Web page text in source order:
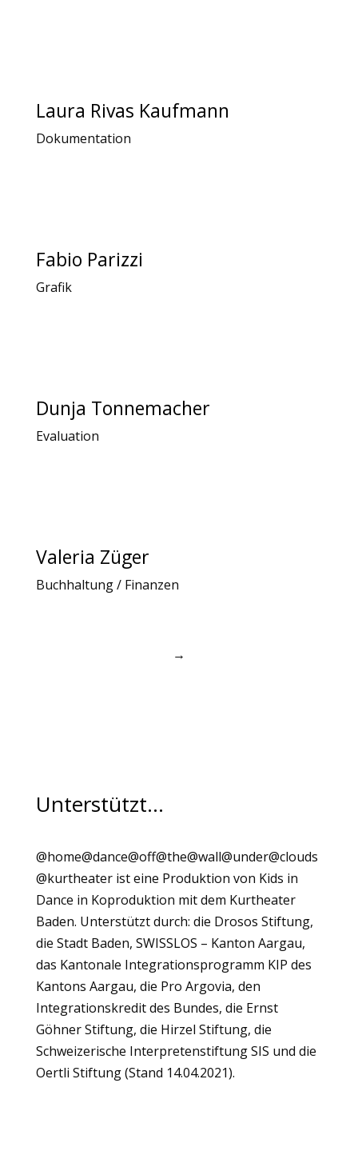
Laura Rivas Kaufmann
Dokumentation
Fabio Parizzi
Grafik
Dunja Tonnemacher
Evaluation
Valeria Züger
Buchhaltung / Finanzen
→
Unterstützt…
@home@dance@off@the@wall@under@clouds
@kurtheater ist eine Produktion von Kids in
Dance in Koproduktion mit dem Kurtheater
Baden. Unterstützt durch: die Drosos Stiftung,
die Stadt Baden, SWISSLOS – Kanton Aargau,
das Kantonale Integrationsprogramm KIP des
Kantons Aargau, die Pro Argovia, den
Integrationskredit des Bundes, die Ernst
Göhner Stiftung, die Hirzel Stiftung, die
Schweizerische Interpretenstiftung SIS und die
Oertli Stiftung (Stand 14.04.2021).